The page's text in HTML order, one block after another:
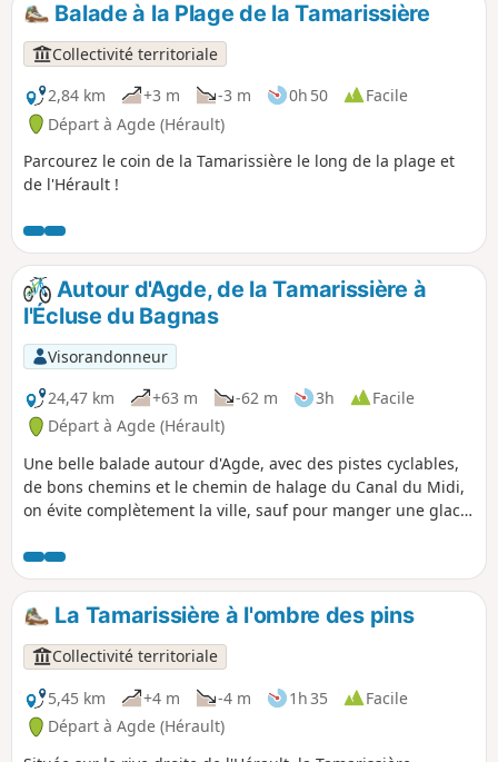
p
Balade à la Plage de la Tamarissière
Collectivité territoriale
2,84 km
+3 m -3 m 0h 50
Facile
Départ à Agde (Hérault)
Parcourez le coin de la Tamarissière le long de la plage et
de l'Hérault !
Autour d'Agde, de la Tamarissière à
l'Écluse du Bagnas
Visorandonneur
24,47 km
+63 m -62 m 3h
Facile
Départ à Agde (Hérault)
Une belle balade autour d'Agde, avec des pistes cyclables,
de bons chemins et le chemin de halage du Canal du Midi,
on évite complètement la ville, sauf pour manger une glace
susceptible d'être interdite en fonction du niveau de risque
des incendies. Pensez à consulter la carte.
La Tamarissière à l'ombre des pins
Collectivité territoriale
5,45 km
+4 m -4 m 1h 35
Facile
Départ à Agde (Hérault)